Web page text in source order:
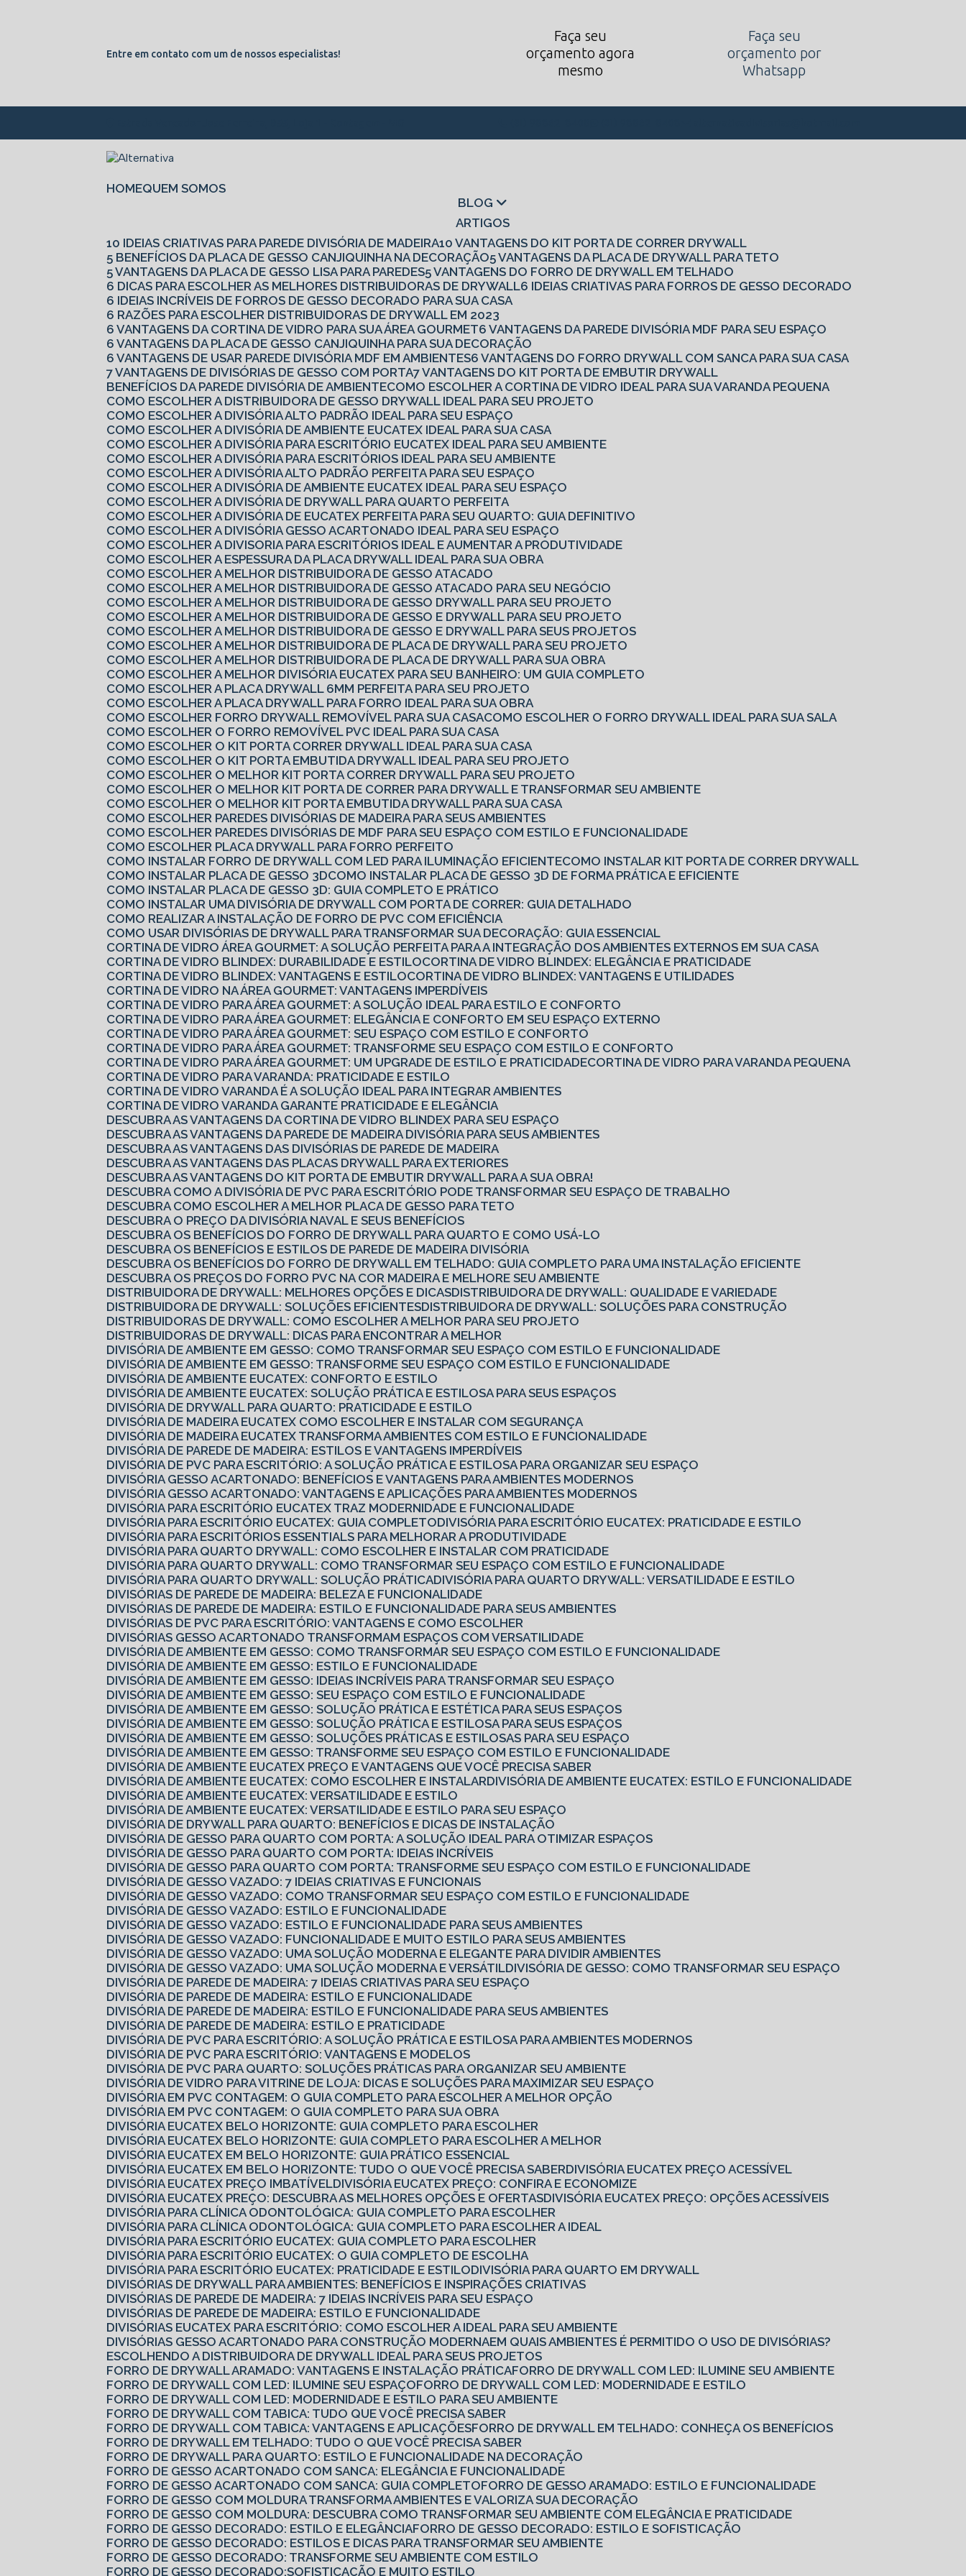
Entre em contato com um de nossos especialistas!
Faça seu
orçamento agora
mesmo
Faça seu
orçamento por
Whatsapp
HOME
QUEM SOMOS
BLOG
ARTIGOS
10 IDEIAS CRIATIVAS PARA PAREDE DIVISÓRIA DE MADEIRA 10 VANTAGENS DO KIT PORTA DE CORRER DRYWALL
5 BENEFÍCIOS DA PLACA DE GESSO CANJIQUINHA NA DECORAÇÃO 5 VANTAGENS DA PLACA DE DRYWALL PARA TETO
5 VANTAGENS DA PLACA DE GESSO LISA PARA PAREDES 5 VANTAGENS DO FORRO DE DRYWALL EM TELHADO
6 DICAS PARA ESCOLHER AS MELHORES DISTRIBUIDORAS DE DRYWALL
6 IDEIAS CRIATIVAS PARA FORROS DE GESSO DECORADO
6 IDEIAS INCRÍVEIS DE FORROS DE GESSO DECORADO PARA SUA CASA
6 RAZÕES PARA ESCOLHER DISTRIBUIDORAS DE DRYWALL EM 2023
6 VANTAGENS DA CORTINA DE VIDRO PARA SUA ÁREA GOURMET
6 VANTAGENS DA PAREDE DIVISÓRIA MDF PARA SEU ESPAÇO
6 VANTAGENS DA PLACA DE GESSO CANJIQUINHA PARA SUA DECORAÇÃO
6 VANTAGENS DE USAR PAREDE DIVISÓRIA MDF EM AMBIENTES
6 VANTAGENS DO FORRO DRYWALL COM SANCA PARA SUA CASA
7 VANTAGENS DE DIVISÓRIAS DE GESSO COM PORTA 7 VANTAGENS DO KIT PORTA DE EMBUTIR DRYWALL
BENEFÍCIOS DA PAREDE DIVISÓRIA DE AMBIENTE COMO ESCOLHER A CORTINA DE VIDRO IDEAL PARA SUA VARANDA PEQUENA
COMO ESCOLHER A DISTRIBUIDORA DE GESSO DRYWALL IDEAL PARA SEU PROJETO
COMO ESCOLHER A DIVISÓRIA ALTO PADRÃO IDEAL PARA SEU ESPAÇO
COMO ESCOLHER A DIVISÓRIA DE AMBIENTE EUCATEX IDEAL PARA SUA CASA
COMO ESCOLHER A DIVISÓRIA PARA ESCRITÓRIO EUCATEX IDEAL PARA SEU AMBIENTE
COMO ESCOLHER A DIVISÓRIA PARA ESCRITÓRIOS IDEAL PARA SEU AMBIENTE
COMO ESCOLHER A DIVISÓRIA ALTO PADRÃO PERFEITA PARA SEU ESPAÇO
COMO ESCOLHER A DIVISÓRIA DE AMBIENTE EUCATEX IDEAL PARA SEU ESPAÇO
COMO ESCOLHER A DIVISÓRIA DE DRYWALL PARA QUARTO PERFEITA
COMO ESCOLHER A DIVISÓRIA DE EUCATEX PERFEITA PARA SEU QUARTO: GUIA DEFINITIVO
COMO ESCOLHER A DIVISÓRIA GESSO ACARTONADO IDEAL PARA SEU ESPAÇO
COMO ESCOLHER A DIVISORIA PARA ESCRITÓRIOS IDEAL E AUMENTAR A PRODUTIVIDADE
COMO ESCOLHER A ESPESSURA DA PLACA DRYWALL IDEAL PARA SUA OBRA
COMO ESCOLHER A MELHOR DISTRIBUIDORA DE GESSO ATACADO
COMO ESCOLHER A MELHOR DISTRIBUIDORA DE GESSO ATACADO PARA SEU NEGÓCIO
COMO ESCOLHER A MELHOR DISTRIBUIDORA DE GESSO DRYWALL PARA SEU PROJETO
COMO ESCOLHER A MELHOR DISTRIBUIDORA DE GESSO E DRYWALL PARA SEU PROJETO
COMO ESCOLHER A MELHOR DISTRIBUIDORA DE GESSO E DRYWALL PARA SEUS PROJETOS
COMO ESCOLHER A MELHOR DISTRIBUIDORA DE PLACA DE DRYWALL PARA SEU PROJETO
COMO ESCOLHER A MELHOR DISTRIBUIDORA DE PLACA DE DRYWALL PARA SUA OBRA
COMO ESCOLHER A MELHOR DIVISÓRIA EUCATEX PARA SEU BANHEIRO: UM GUIA COMPLETO
COMO ESCOLHER A PLACA DRYWALL 6MM PERFEITA PARA SEU PROJETO
COMO ESCOLHER A PLACA DRYWALL PARA FORRO IDEAL PARA SUA OBRA
COMO ESCOLHER FORRO DRYWALL REMOVÍVEL PARA SUA CASA COMO ESCOLHER O FORRO DRYWALL IDEAL PARA SUA SALA
COMO ESCOLHER O FORRO REMOVÍVEL PVC IDEAL PARA SUA CASA
COMO ESCOLHER O KIT PORTA CORRER DRYWALL IDEAL PARA SUA CASA
COMO ESCOLHER O KIT PORTA EMBUTIDA DRYWALL IDEAL PARA SEU PROJETO
COMO ESCOLHER O MELHOR KIT PORTA CORRER DRYWALL PARA SEU PROJETO
COMO ESCOLHER O MELHOR KIT PORTA DE CORRER PARA DRYWALL E TRANSFORMAR SEU AMBIENTE
COMO ESCOLHER O MELHOR KIT PORTA EMBUTIDA DRYWALL PARA SUA CASA
COMO ESCOLHER PAREDES DIVISÓRIAS DE MADEIRA PARA SEUS AMBIENTES
COMO ESCOLHER PAREDES DIVISÓRIAS DE MDF PARA SEU ESPAÇO COM ESTILO E FUNCIONALIDADE
COMO ESCOLHER PLACA DRYWALL PARA FORRO PERFEITO
COMO INSTALAR FORRO DE DRYWALL COM LED PARA ILUMINAÇÃO EFICIENTE COMO INSTALAR KIT PORTA DE CORRER DRYWALL
COMO INSTALAR PLACA DE GESSO 3D
COMO INSTALAR PLACA DE GESSO 3D DE FORMA PRÁTICA E EFICIENTE
COMO INSTALAR PLACA DE GESSO 3D: GUIA COMPLETO E PRÁTICO
COMO INSTALAR UMA DIVISÓRIA DE DRYWALL COM PORTA DE CORRER: GUIA DETALHADO
COMO REALIZAR A INSTALAÇÃO DE FORRO DE PVC COM EFICIÊNCIA
COMO USAR DIVISÓRIAS DE DRYWALL PARA TRANSFORMAR SUA DECORAÇÃO: GUIA ESSENCIAL
CORTINA DE VIDRO ÁREA GOURMET: A SOLUÇÃO PERFEITA PARA A INTEGRAÇÃO DOS AMBIENTES EXTERNOS EM SUA CASA
CORTINA DE VIDRO BLINDEX: DURABILIDADE E ESTILO
CORTINA DE VIDRO BLINDEX: ELEGÂNCIA E PRATICIDADE
CORTINA DE VIDRO BLINDEX: VANTAGENS E ESTILO
CORTINA DE VIDRO BLINDEX: VANTAGENS E UTILIDADES
CORTINA DE VIDRO NA ÁREA GOURMET: VANTAGENS IMPERDÍVEIS
CORTINA DE VIDRO PARA ÁREA GOURMET: A SOLUÇÃO IDEAL PARA ESTILO E CONFORTO
CORTINA DE VIDRO PARA ÁREA GOURMET: ELEGÂNCIA E CONFORTO EM SEU ESPAÇO EXTERNO
CORTINA DE VIDRO PARA ÁREA GOURMET: SEU ESPAÇO COM ESTILO E CONFORTO
CORTINA DE VIDRO PARA ÁREA GOURMET: TRANSFORME SEU ESPAÇO COM ESTILO E CONFORTO
CORTINA DE VIDRO PARA ÁREA GOURMET: UM UPGRADE DE ESTILO E PRATICIDADE CORTINA DE VIDRO PARA VARANDA PEQUENA
CORTINA DE VIDRO PARA VARANDA: PRATICIDADE E ESTILO
CORTINA DE VIDRO VARANDA É A SOLUÇÃO IDEAL PARA INTEGRAR AMBIENTES
CORTINA DE VIDRO VARANDA GARANTE PRATICIDADE E ELEGÂNCIA
DESCUBRA AS VANTAGENS DA CORTINA DE VIDRO BLINDEX PARA SEU ESPAÇO
DESCUBRA AS VANTAGENS DA PAREDE DE MADEIRA DIVISÓRIA PARA SEUS AMBIENTES
DESCUBRA AS VANTAGENS DAS DIVISÓRIAS DE PAREDE DE MADEIRA
DESCUBRA AS VANTAGENS DAS PLACAS DRYWALL PARA EXTERIORES
DESCUBRA AS VANTAGENS DO KIT PORTA DE EMBUTIR DRYWALL PARA A SUA OBRA!
DESCUBRA COMO A DIVISÓRIA DE PVC PARA ESCRITÓRIO PODE TRANSFORMAR SEU ESPAÇO DE TRABALHO
DESCUBRA COMO ESCOLHER A MELHOR PLACA DE GESSO PARA TETO
DESCUBRA O PREÇO DA DIVISÓRIA NAVAL E SEUS BENEFÍCIOS
DESCUBRA OS BENEFÍCIOS DO FORRO DE DRYWALL PARA QUARTO E COMO USÁ-LO
DESCUBRA OS BENEFÍCIOS E ESTILOS DE PAREDE DE MADEIRA DIVISÓRIA
DESCUBRA OS BENEFÍCIOS DO FORRO DE DRYWALL EM TELHADO: GUIA COMPLETO PARA UMA INSTALAÇÃO EFICIENTE
DESCUBRA OS PREÇOS DO FORRO PVC NA COR MADEIRA E MELHORE SEU AMBIENTE
DISTRIBUIDORA DE DRYWALL: MELHORES OPÇÕES E DICAS
DISTRIBUIDORA DE DRYWALL: QUALIDADE E VARIEDADE
DISTRIBUIDORA DE DRYWALL: SOLUÇÕES EFICIENTES
DISTRIBUIDORA DE DRYWALL: SOLUÇÕES PARA CONSTRUÇÃO
DISTRIBUIDORAS DE DRYWALL: COMO ESCOLHER A MELHOR PARA SEU PROJETO
DISTRIBUIDORAS DE DRYWALL: DICAS PARA ENCONTRAR A MELHOR
DIVISÓRIA DE AMBIENTE EM GESSO: COMO TRANSFORMAR SEU ESPAÇO COM ESTILO E FUNCIONALIDADE
DIVISÓRIA DE AMBIENTE EM GESSO: TRANSFORME SEU ESPAÇO COM ESTILO E FUNCIONALIDADE
DIVISÓRIA DE AMBIENTE EUCATEX: CONFORTO E ESTILO
DIVISÓRIA DE AMBIENTE EUCATEX: SOLUÇÃO PRÁTICA E ESTILOSA PARA SEUS ESPAÇOS
DIVISÓRIA DE DRYWALL PARA QUARTO: PRATICIDADE E ESTILO
DIVISÓRIA DE MADEIRA EUCATEX COMO ESCOLHER E INSTALAR COM SEGURANÇA
DIVISÓRIA DE MADEIRA EUCATEX TRANSFORMA AMBIENTES COM ESTILO E FUNCIONALIDADE
DIVISÓRIA DE PAREDE DE MADEIRA: ESTILOS E VANTAGENS IMPERDÍVEIS
DIVISÓRIA DE PVC PARA ESCRITÓRIO: A SOLUÇÃO PRÁTICA E ESTILOSA PARA ORGANIZAR SEU ESPAÇO
DIVISÓRIA GESSO ACARTONADO: BENEFÍCIOS E VANTAGENS PARA AMBIENTES MODERNOS
DIVISÓRIA GESSO ACARTONADO: VANTAGENS E APLICAÇÕES PARA AMBIENTES MODERNOS
DIVISÓRIA PARA ESCRITÓRIO EUCATEX TRAZ MODERNIDADE E FUNCIONALIDADE
DIVISÓRIA PARA ESCRITÓRIO EUCATEX: GUIA COMPLETO
DIVISÓRIA PARA ESCRITÓRIO EUCATEX: PRATICIDADE E ESTILO
DIVISÓRIA PARA ESCRITÓRIOS ESSENTIALS PARA MELHORAR A PRODUTIVIDADE
DIVISÓRIA PARA QUARTO DRYWALL: COMO ESCOLHER E INSTALAR COM PRATICIDADE
DIVISÓRIA PARA QUARTO DRYWALL: COMO TRANSFORMAR SEU ESPAÇO COM ESTILO E FUNCIONALIDADE
DIVISÓRIA PARA QUARTO DRYWALL: SOLUÇÃO PRÁTICA
DIVISÓRIA PARA QUARTO DRYWALL: VERSATILIDADE E ESTILO
DIVISÓRIAS DE PAREDE DE MADEIRA: BELEZA E FUNCIONALIDADE
DIVISÓRIAS DE PAREDE DE MADEIRA: ESTILO E FUNCIONALIDADE PARA SEUS AMBIENTES
DIVISÓRIAS DE PVC PARA ESCRITÓRIO: VANTAGENS E COMO ESCOLHER
DIVISÓRIAS GESSO ACARTONADO TRANSFORMAM ESPAÇOS COM VERSATILIDADE
DIVISÓRIA DE AMBIENTE EM GESSO: COMO TRANSFORMAR SEU ESPAÇO COM ESTILO E FUNCIONALIDADE
DIVISÓRIA DE AMBIENTE EM GESSO: ESTILO E FUNCIONALIDADE
DIVISÓRIA DE AMBIENTE EM GESSO: IDEIAS INCRÍVEIS PARA TRANSFORMAR SEU ESPAÇO
DIVISÓRIA DE AMBIENTE EM GESSO: SEU ESPAÇO COM ESTILO E FUNCIONALIDADE
DIVISÓRIA DE AMBIENTE EM GESSO: SOLUÇÃO PRÁTICA E ESTÉTICA PARA SEUS ESPAÇOS
DIVISÓRIA DE AMBIENTE EM GESSO: SOLUÇÃO PRÁTICA E ESTILOSA PARA SEUS ESPAÇOS
DIVISÓRIA DE AMBIENTE EM GESSO: SOLUÇÕES PRÁTICAS E ESTILOSAS PARA SEU ESPAÇO
DIVISÓRIA DE AMBIENTE EM GESSO: TRANSFORME SEU ESPAÇO COM ESTILO E FUNCIONALIDADE
DIVISÓRIA DE AMBIENTE EUCATEX PREÇO E VANTAGENS QUE VOCÊ PRECISA SABER
DIVISÓRIA DE AMBIENTE EUCATEX: COMO ESCOLHER E INSTALAR
DIVISÓRIA DE AMBIENTE EUCATEX: ESTILO E FUNCIONALIDADE
DIVISÓRIA DE AMBIENTE EUCATEX: VERSATILIDADE E ESTILO
DIVISÓRIA DE AMBIENTE EUCATEX: VERSATILIDADE E ESTILO PARA SEU ESPAÇO
DIVISÓRIA DE DRYWALL PARA QUARTO: BENEFÍCIOS E DICAS DE INSTALAÇÃO
DIVISÓRIA DE GESSO PARA QUARTO COM PORTA: A SOLUÇÃO IDEAL PARA OTIMIZAR ESPAÇOS
DIVISÓRIA DE GESSO PARA QUARTO COM PORTA: IDEIAS INCRÍVEIS
DIVISÓRIA DE GESSO PARA QUARTO COM PORTA: TRANSFORME SEU ESPAÇO COM ESTILO E FUNCIONALIDADE
DIVISÓRIA DE GESSO VAZADO: 7 IDEIAS CRIATIVAS E FUNCIONAIS
DIVISÓRIA DE GESSO VAZADO: COMO TRANSFORMAR SEU ESPAÇO COM ESTILO E FUNCIONALIDADE
DIVISÓRIA DE GESSO VAZADO: ESTILO E FUNCIONALIDADE
DIVISÓRIA DE GESSO VAZADO: ESTILO E FUNCIONALIDADE PARA SEUS AMBIENTES
DIVISÓRIA DE GESSO VAZADO: FUNCIONALIDADE E MUITO ESTILO PARA SEUS AMBIENTES
DIVISÓRIA DE GESSO VAZADO: UMA SOLUÇÃO MODERNA E ELEGANTE PARA DIVIDIR AMBIENTES
DIVISÓRIA DE GESSO VAZADO: UMA SOLUÇÃO MODERNA E VERSÁTIL
DIVISÓRIA DE GESSO: COMO TRANSFORMAR SEU ESPAÇO
DIVISÓRIA DE PAREDE DE MADEIRA: 7 IDEIAS CRIATIVAS PARA SEU ESPAÇO
DIVISÓRIA DE PAREDE DE MADEIRA: ESTILO E FUNCIONALIDADE
DIVISÓRIA DE PAREDE DE MADEIRA: ESTILO E FUNCIONALIDADE PARA SEUS AMBIENTES
DIVISÓRIA DE PAREDE DE MADEIRA: ESTILO E PRATICIDADE
DIVISÓRIA DE PVC PARA ESCRITÓRIO: A SOLUÇÃO PRÁTICA E ESTILOSA PARA AMBIENTES MODERNOS
DIVISÓRIA DE PVC PARA ESCRITÓRIO: VANTAGENS E MODELOS
DIVISÓRIA DE PVC PARA QUARTO: SOLUÇÕES PRÁTICAS PARA ORGANIZAR SEU AMBIENTE
DIVISÓRIA DE VIDRO PARA VITRINE DE LOJA: DICAS E SOLUÇÕES PARA MAXIMIZAR SEU ESPAÇO
DIVISÓRIA EM PVC CONTAGEM: O GUIA COMPLETO PARA ESCOLHER A MELHOR OPÇÃO
DIVISÓRIA EM PVC CONTAGEM: O GUIA COMPLETO PARA SUA OBRA
DIVISÓRIA EUCATEX BELO HORIZONTE: GUIA COMPLETO PARA ESCOLHER
DIVISÓRIA EUCATEX BELO HORIZONTE: GUIA COMPLETO PARA ESCOLHER A MELHOR
DIVISÓRIA EUCATEX EM BELO HORIZONTE: GUIA PRÁTICO ESSENCIAL
DIVISÓRIA EUCATEX EM BELO HORIZONTE: TUDO O QUE VOCÊ PRECISA SABER
DIVISÓRIA EUCATEX PREÇO ACESSÍVEL
DIVISÓRIA EUCATEX PREÇO IMBATÍVEL
DIVISÓRIA EUCATEX PREÇO: CONFIRA E ECONOMIZE
DIVISÓRIA EUCATEX PREÇO: DESCUBRA AS MELHORES OPÇÕES E OFERTAS
DIVISÓRIA EUCATEX PREÇO: OPÇÕES ACESSÍVEIS
DIVISÓRIA PARA CLÍNICA ODONTOLÓGICA: GUIA COMPLETO PARA ESCOLHER
DIVISÓRIA PARA CLÍNICA ODONTOLÓGICA: GUIA COMPLETO PARA ESCOLHER A IDEAL
DIVISÓRIA PARA ESCRITÓRIO EUCATEX: GUIA COMPLETO PARA ESCOLHER
DIVISÓRIA PARA ESCRITÓRIO EUCATEX: O GUIA COMPLETO DE ESCOLHA
DIVISÓRIA PARA ESCRITÓRIO EUCATEX: PRATICIDADE E ESTILO
DIVISÓRIA PARA QUARTO EM DRYWALL
DIVISÓRIAS DE DRYWALL PARA AMBIENTES: BENEFÍCIOS E INSPIRAÇÕES CRIATIVAS
DIVISÓRIAS DE PAREDE DE MADEIRA: 7 IDEIAS INCRÍVEIS PARA SEU ESPAÇO
DIVISÓRIAS DE PAREDE DE MADEIRA: ESTILO E FUNCIONALIDADE
DIVISÓRIAS EUCATEX PARA ESCRITÓRIO: COMO ESCOLHER A IDEAL PARA SEU AMBIENTE
DIVISÓRIAS GESSO ACARTONADO PARA CONSTRUÇÃO MODERNA EM QUAIS AMBIENTES É PERMITIDO O USO DE DIVISÓRIAS?
ESCOLHENDO A DISTRIBUIDORA DE DRYWALL IDEAL PARA SEUS PROJETOS
FORRO DE DRYWALL ARAMADO: VANTAGENS E INSTALAÇÃO PRÁTICA FORRO DE DRYWALL COM LED: ILUMINE SEU AMBIENTE
FORRO DE DRYWALL COM LED: ILUMINE SEU ESPAÇO FORRO DE DRYWALL COM LED: MODERNIDADE E ESTILO
FORRO DE DRYWALL COM LED: MODERNIDADE E ESTILO PARA SEU AMBIENTE
FORRO DE DRYWALL COM TABICA: TUDO QUE VOCÊ PRECISA SABER
FORRO DE DRYWALL COM TABICA: VANTAGENS E APLICAÇÕES FORRO DE DRYWALL EM TELHADO: CONHEÇA OS BENEFÍCIOS
FORRO DE DRYWALL EM TELHADO: TUDO O QUE VOCÊ PRECISA SABER
FORRO DE DRYWALL PARA QUARTO: ESTILO E FUNCIONALIDADE NA DECORAÇÃO
FORRO DE GESSO ACARTONADO COM SANCA: ELEGÂNCIA E FUNCIONALIDADE
FORRO DE GESSO ACARTONADO COM SANCA: GUIA COMPLETO FORRO DE GESSO ARAMADO: ESTILO E FUNCIONALIDADE
FORRO DE GESSO COM MOLDURA TRANSFORMA AMBIENTES E VALORIZA SUA DECORAÇÃO
FORRO DE GESSO COM MOLDURA: DESCUBRA COMO TRANSFORMAR SEU AMBIENTE COM ELEGÂNCIA E PRATICIDADE
FORRO DE GESSO DECORADO: ESTILO E ELEGÂNCIA FORRO DE GESSO DECORADO: ESTILO E SOFISTICAÇÃO
FORRO DE GESSO DECORADO: ESTILOS E DICAS PARA TRANSFORMAR SEU AMBIENTE
FORRO DE GESSO DECORADO: TRANSFORME SEU AMBIENTE COM ESTILO
FORRO DE GESSO DECORADO:SOFISTICAÇÃO E MUITO ESTILO